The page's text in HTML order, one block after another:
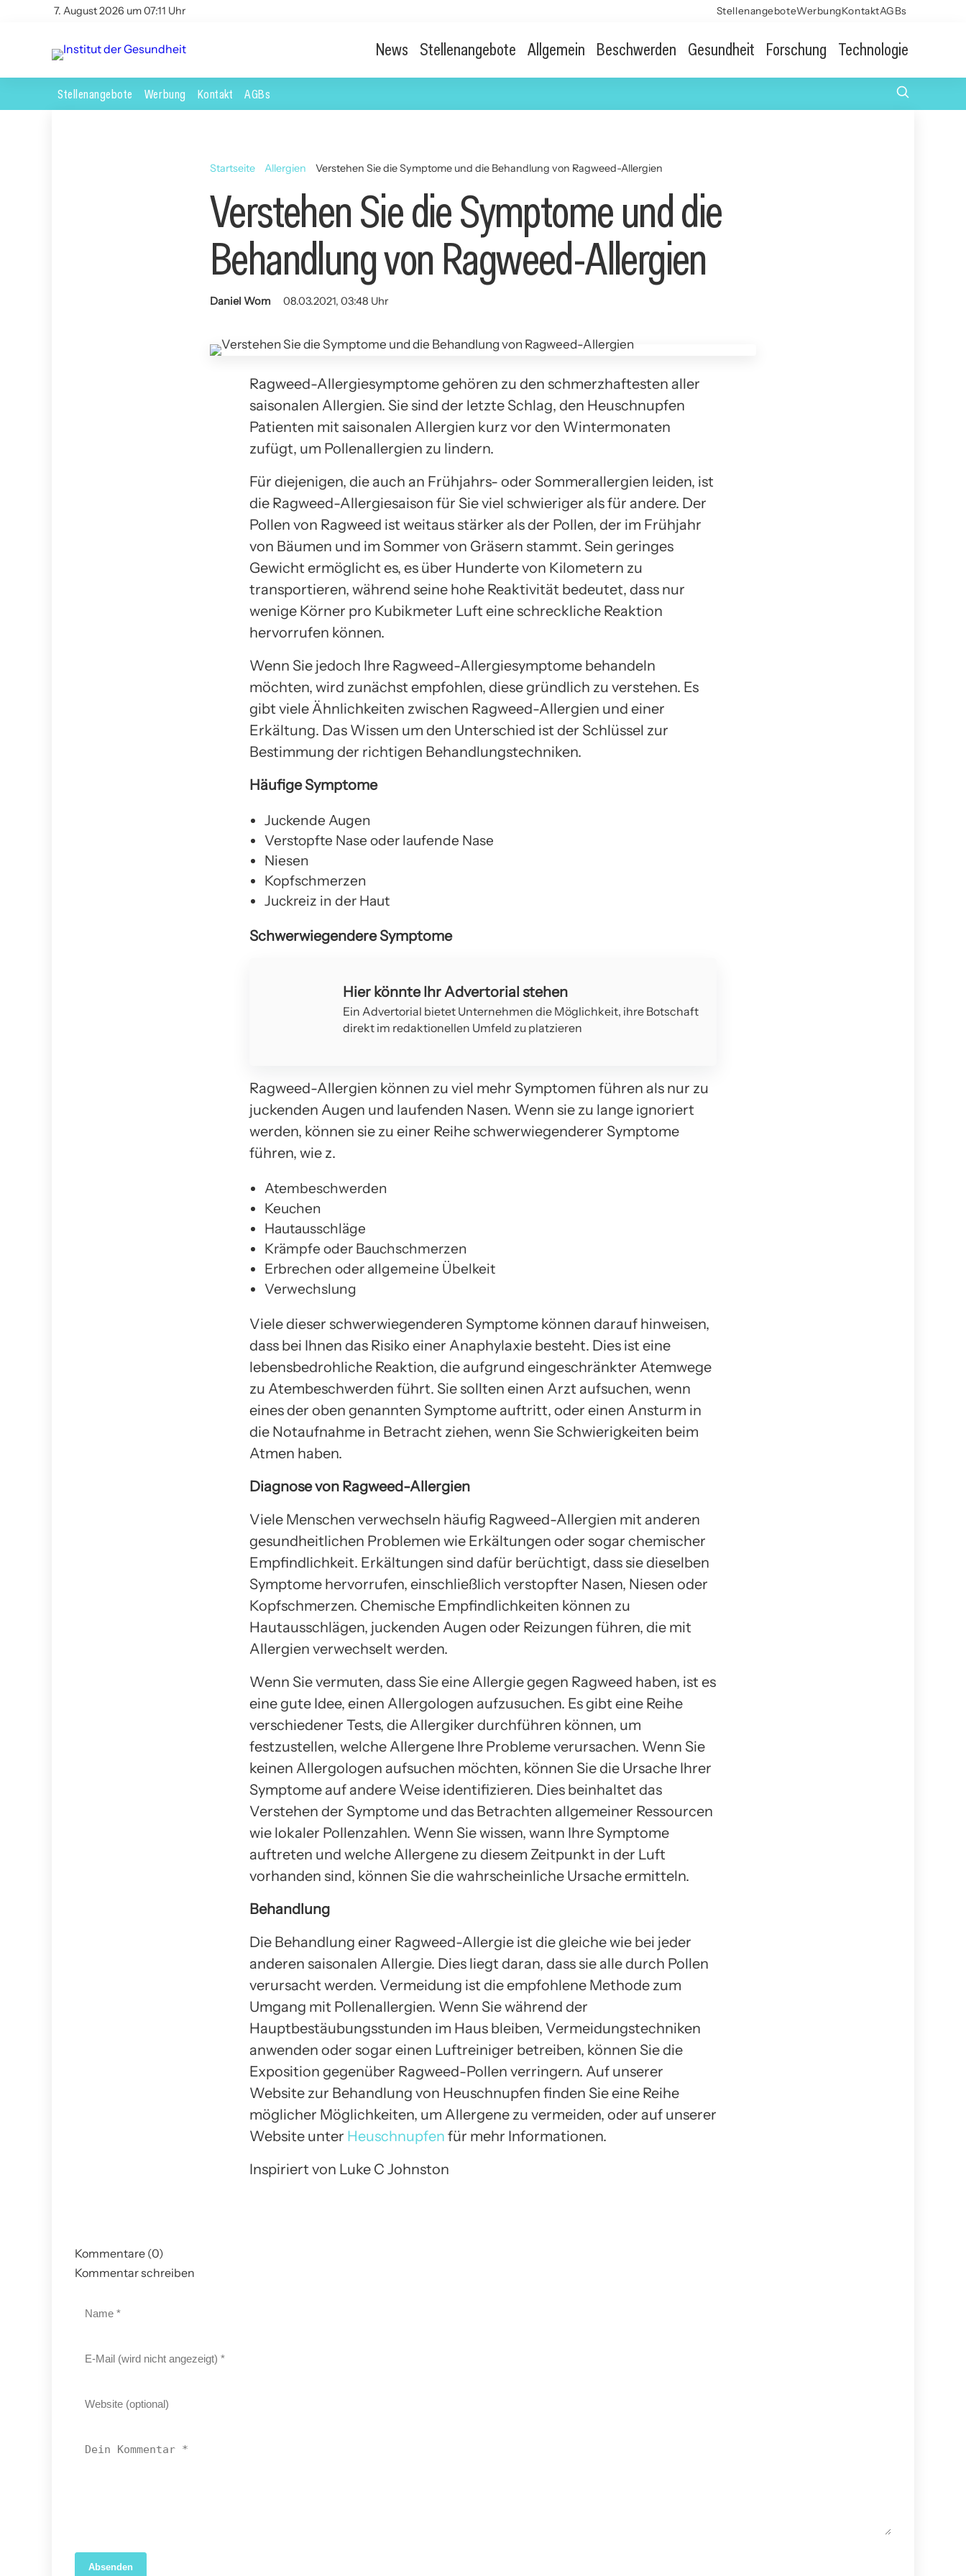
7. August 2026 um 07:11 Uhr StellenangeboteWerbungKontaktAGBs
News Stellenangebote Allgemein Beschwerden Gesundheit Forschung Technologie
Stellenangebote Werbung Kontakt AGBs
Startseite Allergien Verstehen Sie die Symptome und die Behandlung von Ragweed-Allergien
Verstehen Sie die Symptome und die
Behandlung von Ragweed-Allergien
Daniel Wom 08.03.2021, 03:48 Uhr
Ragweed-Allergiesymptome gehören zu den schmerzhaftesten aller
saisonalen Allergien. Sie sind der letzte Schlag, den Heuschnupfen
Patienten mit saisonalen Allergien kurz vor den Wintermonaten
zufügt, um Pollenallergien zu lindern.
Für diejenigen, die auch an Frühjahrs- oder Sommerallergien leiden, ist
die Ragweed-Allergiesaison für Sie viel schwieriger als für andere. Der
Pollen von Ragweed ist weitaus stärker als der Pollen, der im Frühjahr
von Bäumen und im Sommer von Gräsern stammt. Sein geringes
Gewicht ermöglicht es, es über Hunderte von Kilometern zu
transportieren, während seine hohe Reaktivität bedeutet, dass nur
wenige Körner pro Kubikmeter Luft eine schreckliche Reaktion
hervorrufen können.
Wenn Sie jedoch Ihre Ragweed-Allergiesymptome behandeln
möchten, wird zunächst empfohlen, diese gründlich zu verstehen. Es
gibt viele Ähnlichkeiten zwischen Ragweed-Allergien und einer
Erkältung. Das Wissen um den Unterschied ist der Schlüssel zur
Bestimmung der richtigen Behandlungstechniken.
Häufige Symptome
Juckende Augen
Verstopfte Nase oder laufende Nase
Niesen
Kopfschmerzen
Juckreiz in der Haut
Schwerwiegendere Symptome
Hier könnte Ihr Advertorial stehen
Ein Advertorial bietet Unternehmen die Möglichkeit, ihre Botschaft
direkt im redaktionellen Umfeld zu platzieren
Ragweed-Allergien können zu viel mehr Symptomen führen als nur zu
juckenden Augen und laufenden Nasen. Wenn sie zu lange ignoriert
werden, können sie zu einer Reihe schwerwiegenderer Symptome
führen, wie z.
Atembeschwerden
Keuchen
Hautausschläge
Krämpfe oder Bauchschmerzen
Erbrechen oder allgemeine Übelkeit
Verwechslung
Viele dieser schwerwiegenderen Symptome können darauf hinweisen,
dass bei Ihnen das Risiko einer Anaphylaxie besteht. Dies ist eine
lebensbedrohliche Reaktion, die aufgrund eingeschränkter Atemwege
zu Atembeschwerden führt. Sie sollten einen Arzt aufsuchen, wenn
eines der oben genannten Symptome auftritt, oder einen Ansturm in
die Notaufnahme in Betracht ziehen, wenn Sie Schwierigkeiten beim
Atmen haben.
Diagnose von Ragweed-Allergien
Viele Menschen verwechseln häufig Ragweed-Allergien mit anderen
gesundheitlichen Problemen wie Erkältungen oder sogar chemischer
Empfindlichkeit. Erkältungen sind dafür berüchtigt, dass sie dieselben
Symptome hervorrufen, einschließlich verstopfter Nasen, Niesen oder
Kopfschmerzen. Chemische Empfindlichkeiten können zu
Hautausschlägen, juckenden Augen oder Reizungen führen, die mit
Allergien verwechselt werden.
Wenn Sie vermuten, dass Sie eine Allergie gegen Ragweed haben, ist es
eine gute Idee, einen Allergologen aufzusuchen. Es gibt eine Reihe
verschiedener Tests, die Allergiker durchführen können, um
festzustellen, welche Allergene Ihre Probleme verursachen. Wenn Sie
keinen Allergologen aufsuchen möchten, können Sie die Ursache Ihrer
Symptome auf andere Weise identifizieren. Dies beinhaltet das
Verstehen der Symptome und das Betrachten allgemeiner Ressourcen
wie lokaler Pollenzahlen. Wenn Sie wissen, wann Ihre Symptome
auftreten und welche Allergene zu diesem Zeitpunkt in der Luft
vorhanden sind, können Sie die wahrscheinliche Ursache ermitteln.
Behandlung
Die Behandlung einer Ragweed-Allergie ist die gleiche wie bei jeder
anderen saisonalen Allergie. Dies liegt daran, dass sie alle durch Pollen
verursacht werden. Vermeidung ist die empfohlene Methode zum
Umgang mit Pollenallergien. Wenn Sie während der
Hauptbestäubungsstunden im Haus bleiben, Vermeidungstechniken
anwenden oder sogar einen Luftreiniger betreiben, können Sie die
Exposition gegenüber Ragweed-Pollen verringern. Auf unserer
Website zur Behandlung von Heuschnupfen finden Sie eine Reihe
möglicher Möglichkeiten, um Allergene zu vermeiden, oder auf unserer
Website unter Heuschnupfen für mehr Informationen.
Inspiriert von Luke C Johnston
Kommentare (0)
Kommentar schreiben
Absenden